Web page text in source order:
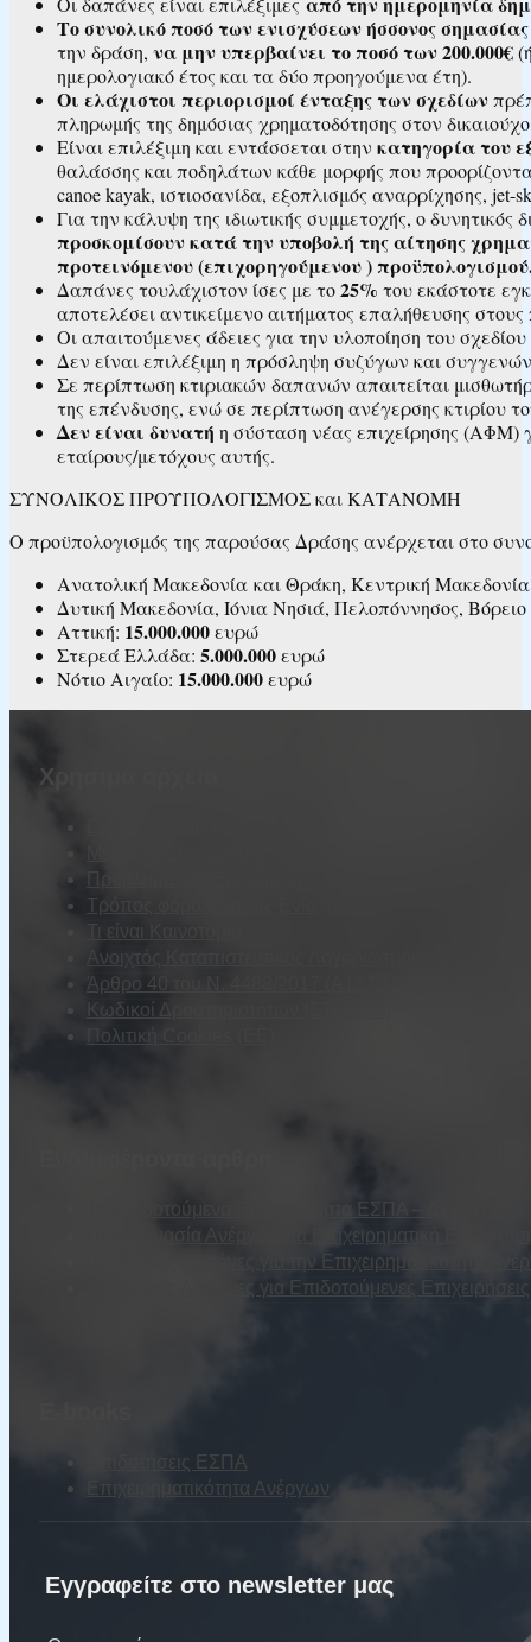
Το συνολικό ποσό των ενισχύσεωνήσσονος σημασίας
την δράση, να μην υπερβαίνει το ποσό των 200.000€
ημερολογιακό έτος και τα δύο προηγούμενα έτη).
Οι ελάχιστοι περιορισμοί ένταξης των σχεδίων
πληρωμής της δημόσιας χρηματοδότησης στον
Είναι επιλέξιμη και εντάσσεται στην κατηγορία του
θαλάσσης και ποδηλάτων κάθε μορφής που
canoe kayak, ιστιοσανίδα, εξοπλισμός αναρρίχησης, jet-
Για την κάλυψη της ιδιωτικής συμμετοχής, ο
προσκομίσουν κατά την υποβολή της αίτησης
προτεινόμενου (επιχορηγούμενου )
Δαπάνες τουλάχιστον ίσες με το25% του εκάστοτε
αποτελέσει αντικείμενο αιτήματος επαλήθευσης
Οι απαιτούμενες άδειες για την υλοποίηση του
Δεν είναι επιλέξιμη η πρόσληψη συζύγων και
Σε περίπτωση κτιριακών δαπανών απαιτείται
της επένδυσης, ενώ σε περίπτωση ανέγερσης κτιρίου
Δεν είναι δυνατή η σύσταση νέας επιχείρησης (ΑΦΜ)
εταίρους/μετόχους αυτής.
ΣΥΝΟΛΙΚΟΣ ΠΡΟΫΠΟΛΟΓΙΣΜΟΣ και ΚΑΤΑΝΟΜΗ
Ο προϋπολογισμός της παρούσας Δράσης ανέρχεται στο
Ανατολική Μακεδονία και Θράκη, Κεντρική
Δυτική Μακεδονία, Ιόνια Νησιά, Πελοπόννησος,
Αττική: 15.000.000ευρώ
Στερεά Ελλάδα: 5.000.000ευρώ
Νότιο Αιγαίο: 15.000.000ευρώ
Χρήσιμα αρχεία
Τρόπος φορολόγησης Ενίσχυσης
Τι είναι Καινοτομία
Ανοιχτός Καταπιστευτικός Λογαριασμός
Άρθρο 40 του Ν. 4488/2017 (Α137/13.09.2017)
Κωδικοί Δραστηριοτήτων (ΣΤΑΚΟΔ)
Πολιτική Cookies (ΕΕ)
Τα Επιδοτούμενα Προγράμματα ΕΣΠΑ – ΔΥΠΑ
Προετοιμασία Ανέργου για Επιχειρηματική
Επιλέξιμες Δαπάνες για την Επιχειρηματικότητα
Επιλέξιμες Δαπάνες για Επιδοτούμενες
Επιδοτήσεις ΕΣΠΑ
Επιχειρηματικότητα Ανέργων
Εγγραφείτε στο newsletter μας